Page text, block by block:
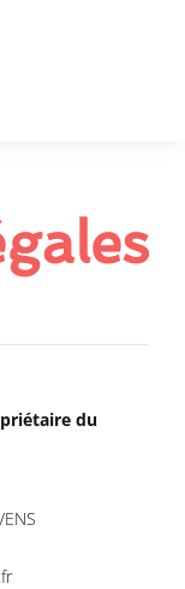
du